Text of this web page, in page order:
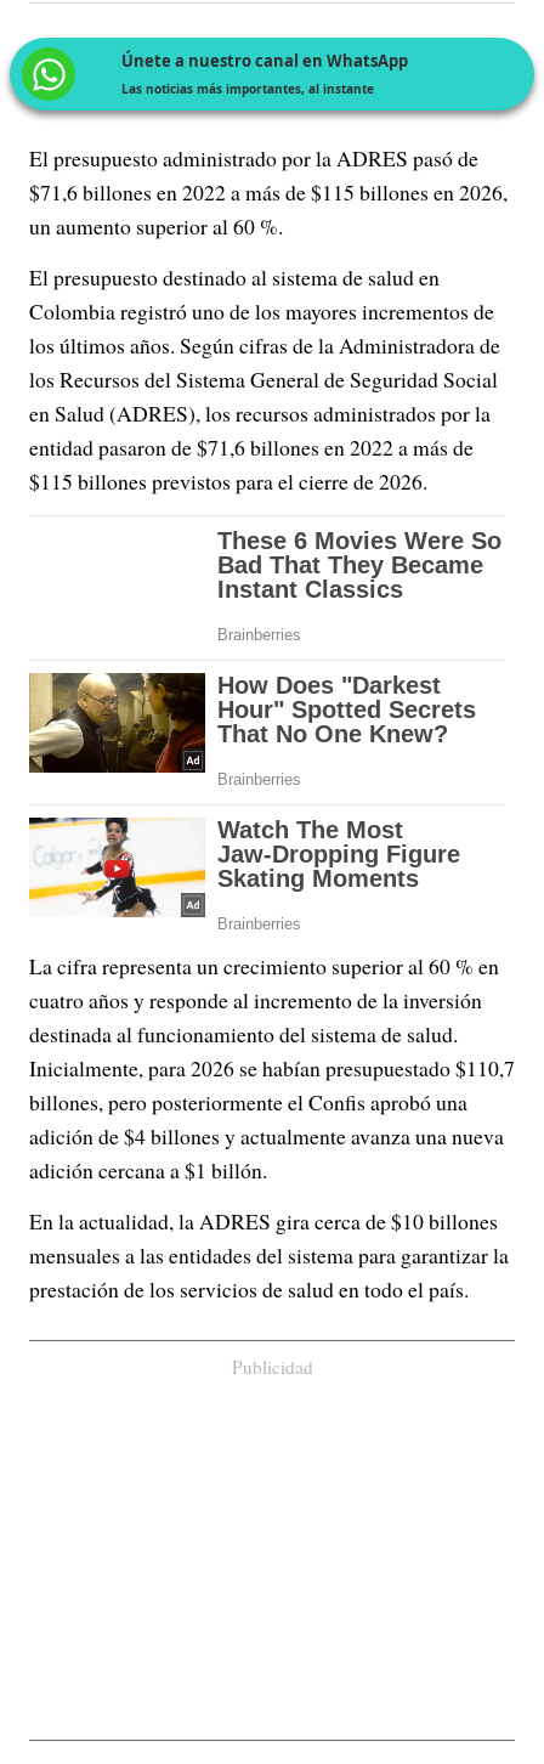
Únete a nuestro canal en WhatsApp
Las noticias más importantes, al instante
El presupuesto administrado por la ADRES pasó de
$71,6 billones en 2022 a más de $115 billones en 2026,
un aumento superior al 60 %.
El presupuesto destinado al sistema de salud en
Colombia registró uno de los mayores incrementos de
los últimos años. Según cifras de la Administradora de
los Recursos del Sistema General de Seguridad Social
en Salud (ADRES), los recursos administrados por la
entidad pasaron de $71,6 billones en 2022 a más de
$115 billones previstos para el cierre de 2026.
La cifra representa un crecimiento superior al 60 % en
cuatro años y responde al incremento de la inversión
destinada al funcionamiento del sistema de salud.
Inicialmente, para 2026 se habían presupuestado $110,7
billones, pero posteriormente el Confis aprobó una
adición de $4 billones y actualmente avanza una nueva
adición cercana a $1 billón.
En la actualidad, la ADRES gira cerca de $10 billones
mensuales a las entidades del sistema para garantizar la
prestación de los servicios de salud en todo el país.
Publicidad